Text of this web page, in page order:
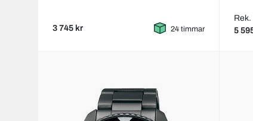
3 745 kr 24 timmar
Rek.
5